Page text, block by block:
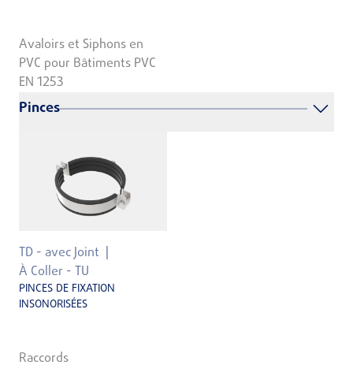
Avaloirs et Siphons en
PVC pour Bâtiments PVC
EN 1253
Pinces
TD - avec Joint
À Coller - TU
PINCES DE FIXATION
INSONORISÉES
Raccords